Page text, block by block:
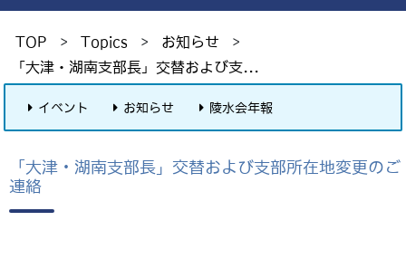
TOP > Topics > お知らせ
>
「大津・湖南支部長」交替および支...
イベント お知らせ 陵水会年報
「大津・湖南支部長」交替および支部所在地変更のご
連絡